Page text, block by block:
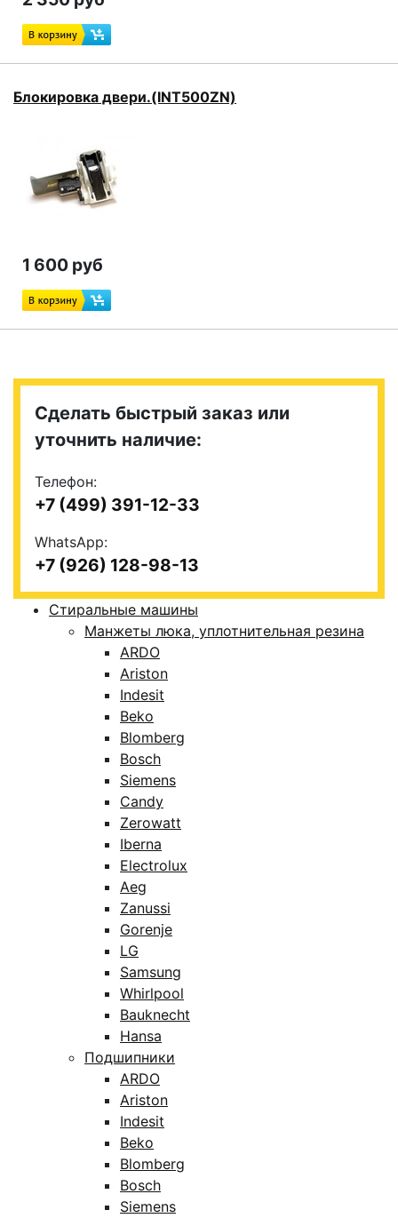
Блокировка двери.(INT500ZN)
1 600 руб
Сделать быстрый заказ или
уточнить наличие:
Телефон:
+7 (499) 391-12-33
WhatsApp:
+7 (926) 128-98-13
Стиральные машины
Манжеты люка, уплотнительная резина
ARDO
Ariston
Indesit
Beko
Blomberg
Bosch
Siemens
Candy
Zerowatt
Iberna
Electrolux
Aeg
Zanussi
Gorenje
LG
Samsung
Whirlpool
Bauknecht
Hansa
Подшипники
ARDO
Ariston
Indesit
Beko
Blomberg
Bosch
Siemens